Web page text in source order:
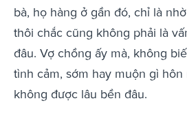
bà, họ hàng ở gần đó, chỉ là
thôi chắc cũng không phải là
đâu. Vợ chồng ấy mà, không
tình cảm, sớm hay muộn gì hôn
không được lâu bền đâu.